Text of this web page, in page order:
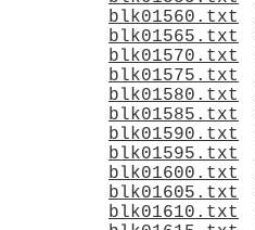
blk01560.txt
blk01565.txt
blk01570.txt
blk01575.txt
blk01580.txt
blk01585.txt
blk01590.txt
blk01595.txt
blk01600.txt
blk01605.txt
blk01610.txt